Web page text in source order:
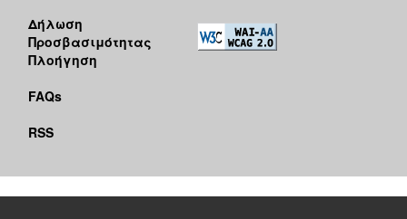
Δήλωση
Προσβασιμότητας
Πλοήγηση
FAQs
RSS